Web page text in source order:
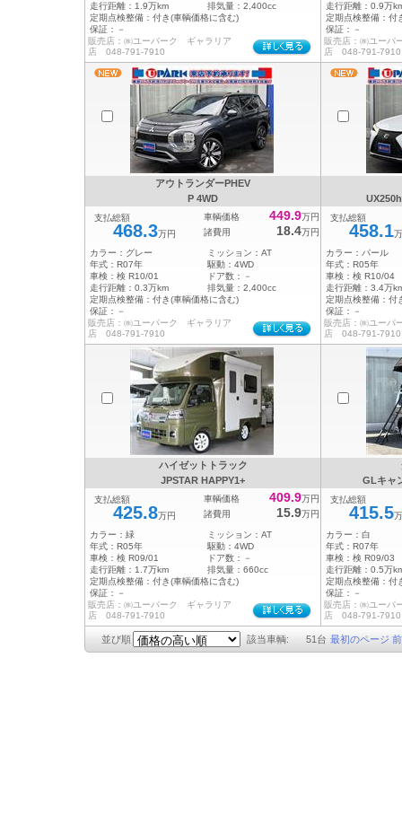
走行距離： 1.9万km 排気量： 2,400cc
定期点検整備： 付き(車輌価格に含む)
保証：
－
販売店：㈱ユーパーク ギャラリア
店 048-791-7910
走行距離： 0.9万
定期点検整備： 付
保証：
－
販売店：㈱ユー
店 048-791-7910
アウトランダーPHEV
P 4WD
支払総額
468.3万円
車輌価格 449.9万円
諸費用
18.4万円
カラー： グレー ミッション： AT
年式： R07年 駆動： 4WD
車検： 検 R10/01 ドア数：
－
走行距離： 0.3万km 排気量： 2,400cc
定期点検整備： 付き(車輌価格に含む)
保証：
－
販売店：㈱ユーパーク ギャラリア
店 048-791-7910
支払総額
458.1
カラー： パール
年式： R05年
車検： 検 R10/04
走行距離： 3.4万
定期点検整備： 付
保証：
－
販売店：㈱ユー
店 048-791-7910
ハイゼットトラック
JPSTAR HAPPY1+
支払総額
425.8万円
車輌価格 409.9万円
諸費用
15.9万円
カラー： 緑 ミッション： AT
年式： R05年 駆動： 4WD
車検： 検 R09/01 ドア数：
－
走行距離： 1.7万km 排気量： 660cc
定期点検整備： 付き(車輌価格に含む)
保証：
－
販売店：㈱ユーパーク ギャラリア
店 048-791-7910
GLキャ
支払総額
415.5
カラー： 白
年式： R07年
車検： 検 R09/03
走行距離： 0.5万
定期点検整備： 付
保証：
－
販売店：㈱ユー
店 048-791-7910
並び順 該当車輌: 51 台 最初のページ